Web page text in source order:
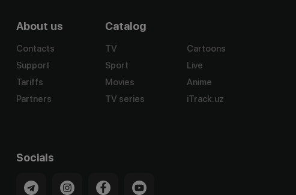
About us
Contacts
Support
Tariffs
Partners
Catalog
TV
Sport
Movies
TV series
Cartoons
Live
Anime
iTrack.uz
Socials